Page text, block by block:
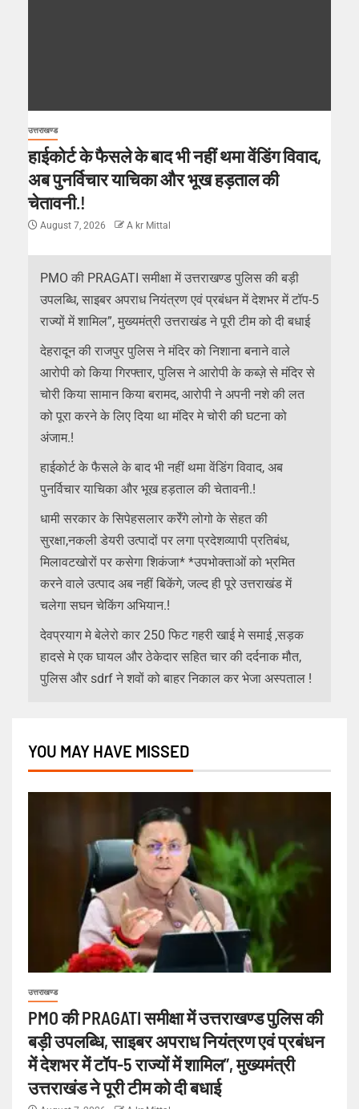
उत्तराखण्ड
हाईकोर्ट के फैसले के बाद भी नहीं थमा वेंडिंग विवाद,
अब पुनर्विचार याचिका और भूख हड़ताल की
चेतावनी.!
August 7, 2026 A kr Mittal
PMO की PRAGATI समीक्षा में उत्तराखण्ड पुलिस की बड़ी
उपलब्धि, साइबर अपराध नियंत्रण एवं प्रबंधन में देशभर में टॉप-5
राज्यों में शामिल”, मुख्यमंत्री उत्तराखंड ने पूरी टीम को दी बधाई
देहरादून की राजपुर पुलिस ने मंदिर को निशाना बनाने वाले
आरोपी को किया गिरफ्तार, पुलिस ने आरोपी के कब्ज़े से मंदिर से
चोरी किया सामान किया बरामद, आरोपी ने अपनी नशे की लत
को पूरा करने के लिए दिया था मंदिर मे चोरी की घटना को
अंजाम.!
हाईकोर्ट के फैसले के बाद भी नहीं थमा वेंडिंग विवाद, अब
पुनर्विचार याचिका और भूख हड़ताल की चेतावनी.!
धामी सरकार के सिपेहसलार करेँगे लोगो के सेहत की
सुरक्षा,नकली डेयरी उत्पादों पर लगा प्रदेशव्यापी प्रतिबंध,
मिलावटखोरों पर कसेगा शिकंजा* *उपभोक्ताओं को भ्रमित
करने वाले उत्पाद अब नहीं बिकेंगे, जल्द ही पूरे उत्तराखंड में
चलेगा सघन चेकिंग अभियान.!
देवप्रयाग मे बेलेरो कार 250 फिट गहरी खाई मे समाई ,सड़क
हादसे मे एक घायल और ठेकेदार सहित चार की दर्दनाक मौत,
पुलिस और sdrf ने शवों को बाहर निकाल कर भेजा अस्पताल !
YOU MAY HAVE MISSED
उत्तराखण्ड
PMO की PRAGATI समीक्षा में उत्तराखण्ड पुलिस की
बड़ी उपलब्धि, साइबर अपराध नियंत्रण एवं प्रबंधन
में देशभर में टॉप-5 राज्यों में शामिल”, मुख्यमंत्री
उत्तराखंड ने पूरी टीम को दी बधाई